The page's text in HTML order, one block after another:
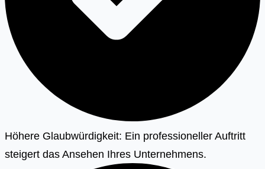
Höhere Glaubwürdigkeit: Ein professioneller Auftritt
steigert das Ansehen Ihres Unternehmens.